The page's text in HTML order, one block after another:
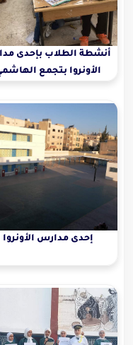
أنشطة الطلاب بإحدى
الأونروا بتجمع
إحدى مدارس الأونروا